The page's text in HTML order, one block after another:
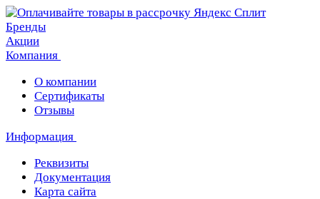
Бренды
Акции
Компания
О компании
Сертификаты
Отзывы
Информация
Реквизиты
Документация
Карта сайта